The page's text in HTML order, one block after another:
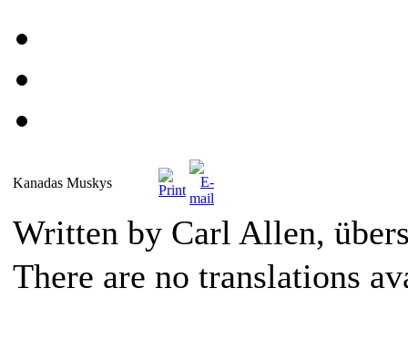
Kanadas Muskys
Written by Carl Allen,
There are no translations